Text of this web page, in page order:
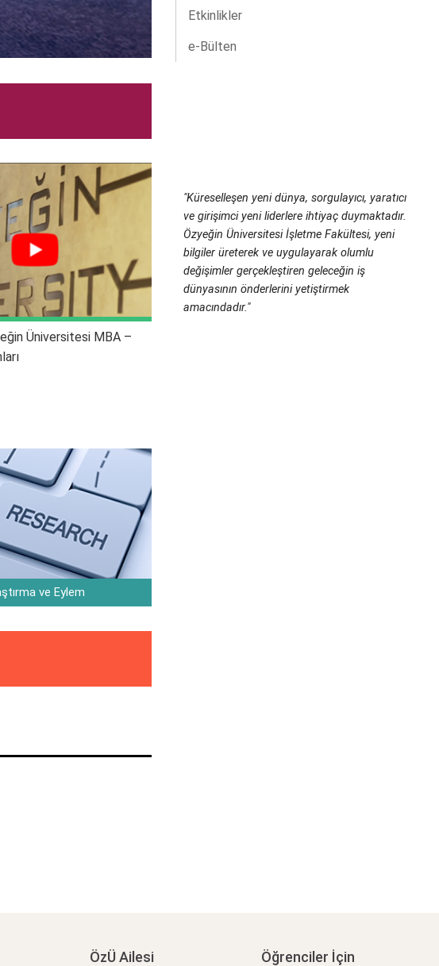
Üniversitesi MBA –
ve Eylem
Etkinlikler
e-Bülten
"Küreselleşen yeni dünya, sorgulayıcı, yaratıcı
ve girişimci yeni liderlere ihtiyaç duymaktadır.
Özyeğin Üniversitesi İşletme Fakültesi, yeni
bilgiler üreterek ve uygulayarak olumlu
değişimler gerçekleştiren geleceğin iş
dünyasının önderlerini yetiştirmek
amacındadır."
ÖzÜ Ailesi Öğrenciler İçin